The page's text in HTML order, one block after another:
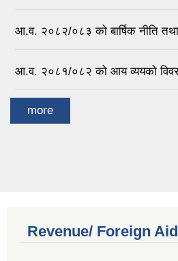
आ.व. २०८२/०८३ को बार्षिक नीति
आ.व. २०८१/०८२ को आय व्ययको
more
Revenue/ Foreign Aid